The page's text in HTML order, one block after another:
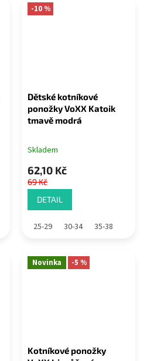
-10 %
Dětské kotníkové
ponožky VoXX Katoik
tmavě modrá
Skladem
62,10 Kč
69 Kč
DETAIL
25-29 30-34 35-38
Novinka -5 %
Kotníkové ponožky